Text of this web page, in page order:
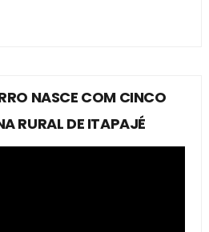
NASCE COM CINCO
RURAL DE ITAPAJÉ